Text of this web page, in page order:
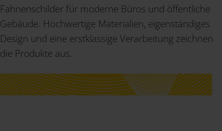
Fahnenschilder für moderne Büros und öffentliche
Gebäude. Hochwertige Materialien, eigenständiges
Design und eine erst­klassige Verarbeitung zeichnen
die Produkte aus.